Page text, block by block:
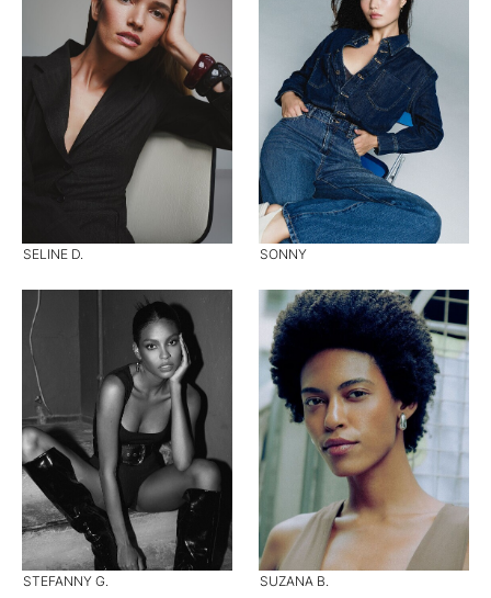
SELINE D. SONNY
STEFANNY G. SUZANA B.